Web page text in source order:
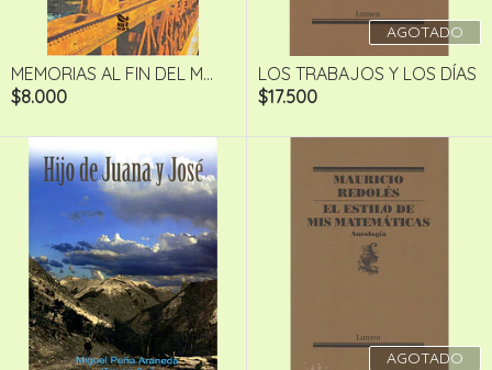
MEMORIAS AL FIN DEL M...
$8.000
AGOTADO
LOS TRABAJOS Y LOS DÍAS
$17.500
AGOTADO